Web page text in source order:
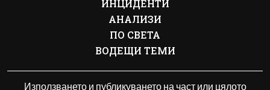
ИНЦИДЕНТИ
АНАЛИЗИ
ПО СВЕТА
ВОДЕЩИ ТЕМИ
Използването и публикуването на част или цялото